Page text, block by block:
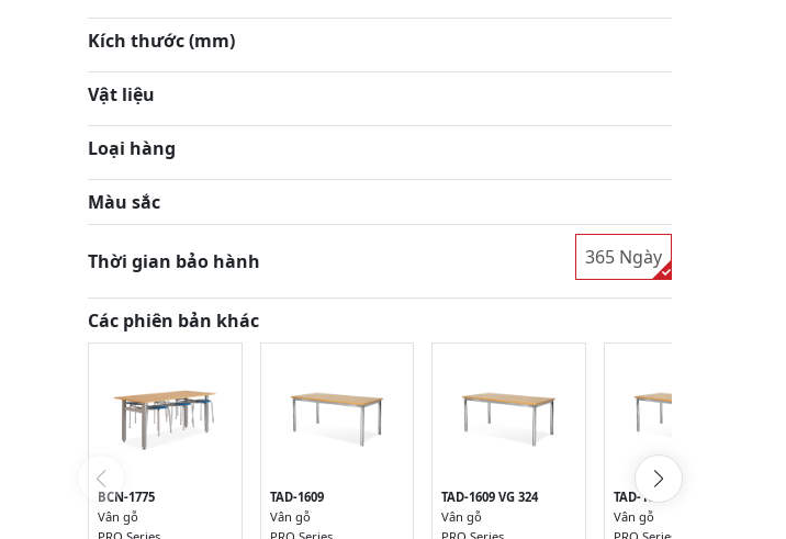
Kích thước (mm)
Vật liệu
Loại hàng
Màu sắc
Thời gian bảo hành 365 Ngày
Các phiên bản khác
BCN-1775
Vân gỗ
TAD-1609
Vân gỗ
TAD-1609 VG 324
Vân gỗ
TAD-1609 VG 384
Vân gỗ